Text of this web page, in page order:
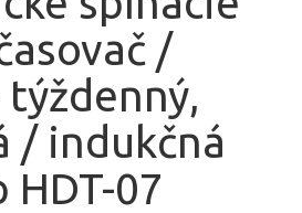
/
týždenný,
/ indukčná
HDT-07